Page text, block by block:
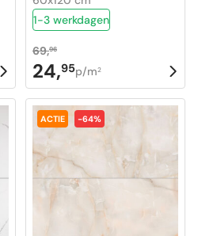
1-3 werkdagen
69,96
Oorspronkelijke
prijs
was:
69,96.
24,95
Huidige
prijs
is:
24,95.
p/m2
ACTIE -64%